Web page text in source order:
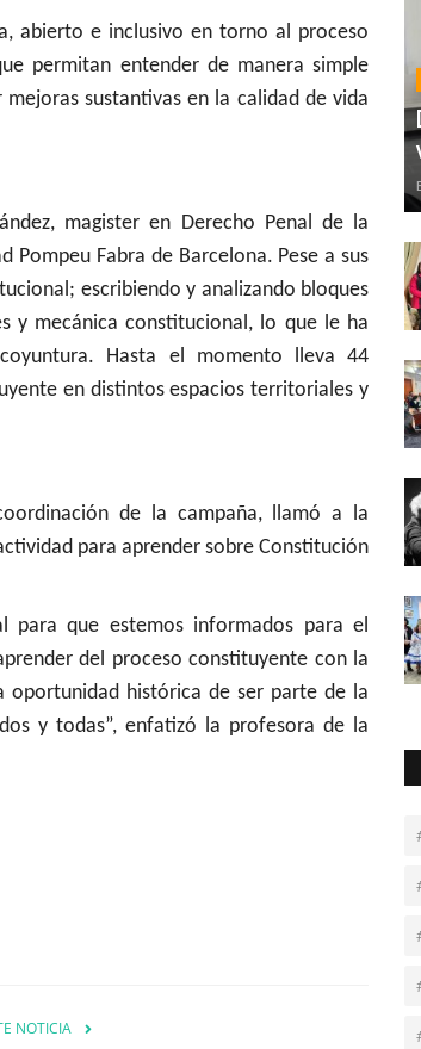
abierto e inclusivo en torno al proceso
permitan entender de manera simple
sustantivas en la calidad de vida
magister en Derecho Penal de la
Pompeu Fabra de Barcelona. Pese a sus
escribiendo y analizando bloques
y mecánica constitucional, lo que le ha
Hasta el momento lleva 44
en distintos espacios territoriales y
de la campaña, llamó a la
para aprender sobre Constitución
para que estemos informados para el
del proceso constituyente con la
oportunidad histórica de ser parte de la
y todas”, enfatizó la profesora de la
NOTICIA